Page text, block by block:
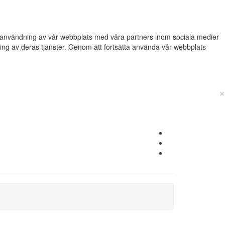
av vår webbplats med våra partners inom sociala medier
av deras tjänster. Genom att fortsätta använda vår webbplats
×